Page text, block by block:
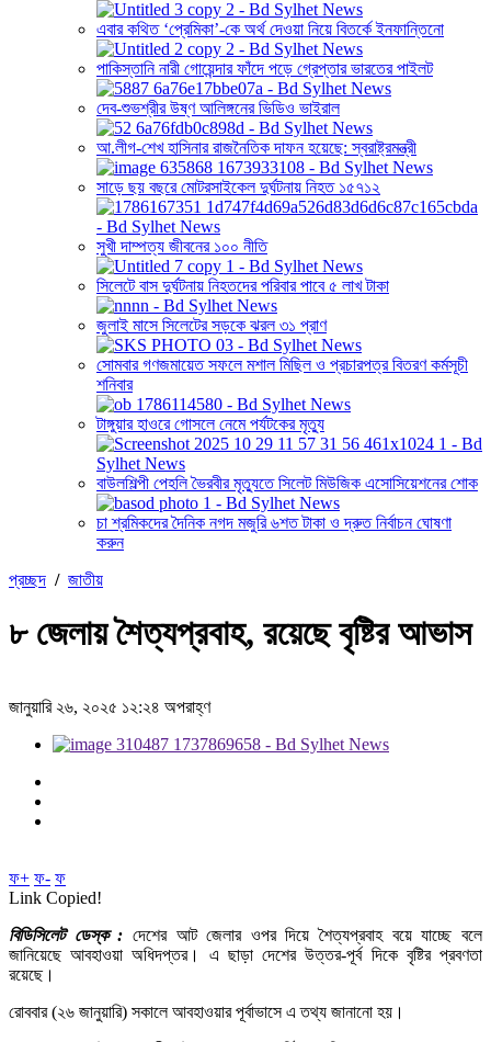
এবার কথিত ‘প্রেমিকা’-কে অর্থ দেওয়া নিয়ে বিতর্কে ইনফান্তিনো
পাকিস্তানি নারী গোয়েন্দার ফাঁদে পড়ে গ্রেপ্তার ভারতের পাইলট
দেব-শুভশ্রীর উষ্ণ আলিঙ্গনের ভিডিও ভাইরাল
আ.লীগ-শেখ হাসিনার রাজনৈতিক দাফন হয়েছে: স্বরাষ্ট্রমন্ত্রী
সাড়ে ছয় বছরে মোটরসাইকেল দুর্ঘটনায় নিহত ১৫৭১২
সুখী দাম্পত্য জীবনের ১০০ নীতি
সিলেটে বাস দুর্ঘটনায় নিহতদের পরিবার পাবে ৫ লাখ টাকা
জুলাই মাসে সিলেটের সড়কে ঝরল ৩১ প্রাণ
সোমবার গণজমায়েত সফলে মশাল মিছিল ও প্রচারপত্র বিতরণ কর্মসূচী
শনিবার
টাঙ্গুয়ার হাওরে গোসলে নেমে পর্যটকের মৃত্যু
বাউলশিল্পী পেহলি ভৈরবীর মৃত্যুতে সিলেট মিউজিক এসোসিয়েশনের শোক
চা শ্রমিকদের দৈনিক নগদ মজুরি ৬শত টাকা ও দ্রুত নির্বাচন ঘোষণা
করুন
প্রচ্ছদ / জাতীয়
৮ জেলায় শৈত্যপ্রবাহ, রয়েছে বৃষ্টির আভাস
জানুয়ারি ২৬, ২০২৫ ১২:২৪ অপরাহ্ণ
ফ+ ফ- ফ
Link Copied!
বিডিসিলেট ডেস্ক : দেশের আট জেলার ওপর দিয়ে শৈত্যপ্রবাহ বয়ে যাচ্ছে বলে
জানিয়েছে আবহাওয়া অধিদপ্তর। এ ছাড়া দেশের উত্তর-পূর্ব দিকে বৃষ্টির প্রবণতা
রয়েছে।
রোববার (২৬ জানুয়ারি) সকালে আবহাওয়ার পূর্বাভাসে এ তথ্য জানানো হয়।